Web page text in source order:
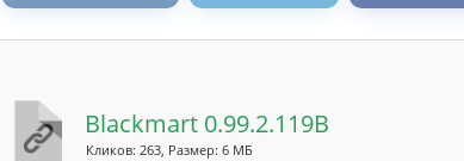
Blackmart 0.99.2.119B
Кликов: 263, Размер: 6 МБ